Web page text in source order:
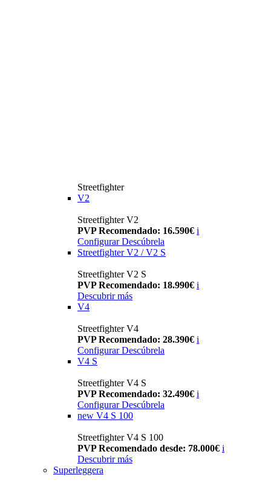
Streetfighter
V2
Streetfighter V2
PVP Recomendado: 16.590€ i
Configurar Descúbrela
Streetfighter V2 / V2 S
Streetfighter V2 S
PVP Recomendado: 18.990€ i
Descubrir más
V4
Streetfighter V4
PVP Recomendado: 28.390€ i
Configurar Descúbrela
V4 S
Streetfighter V4 S
PVP Recomendado: 32.490€ i
Configurar Descúbrela
new V4 S 100
Streetfighter V4 S 100
PVP Recomendado desde: 78.000€ i
Descubrir más
Superleggera